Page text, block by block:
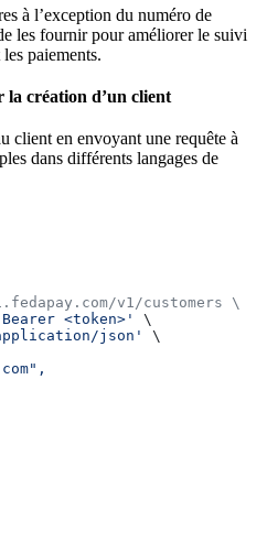
à l’exception du numéro de
les fournir pour améliorer le suivi
paiements.
la création d’un client
client en envoyant une requête à
dans différents langages de
v1/customers \
<token>'
\
json'
\